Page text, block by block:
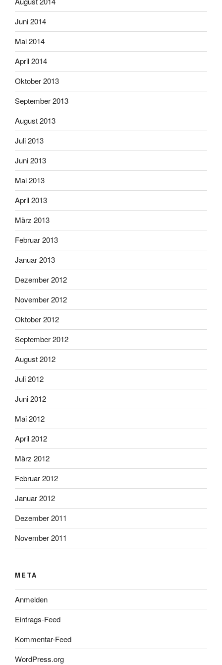
Juni 2014
Mai 2014
April 2014
Oktober 2013
September 2013
August 2013
Juli 2013
Juni 2013
Mai 2013
April 2013
März 2013
Februar 2013
Januar 2013
Dezember 2012
November 2012
Oktober 2012
September 2012
August 2012
Juli 2012
Juni 2012
Mai 2012
April 2012
März 2012
Februar 2012
Januar 2012
Dezember 2011
November 2011
META
Anmelden
Eintrags-Feed
Kommentar-Feed
WordPress.org